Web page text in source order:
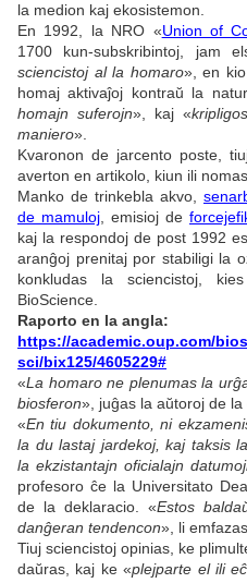
la medion kaj ekosistemon.
En 1992, la NRO «Union of
1700 kun-subskribintoj, jam
sciencistoj al la homaro», en
homaj aktivaĵoj kontraŭ la
homajn suferojn», kaj «
maniero».
Kvaronon de jarcento poste,
averton en artikolo, kiun ili
Manko de trinkebla akvo,
de mamuloj , emisioj de
kaj la respondoj de post 1992
aranĝoj prenitaj por stabiligi la
konkludas la sciencistoj,
BioScience.
Raporto en la angla:
https://academic.oup.com/
sci/bix125/4605229#
«La homaro ne plenumas la
biosferon», juĝas la aŭtoroj de la
«En tiu dokumento, ni
la du lastaj jardekoj, kaj taksis
la ekzistantajn oficialajn
profesoro ĉe la Universitato
de la deklaracio. «Estos
danĝeran tendencon», li
Tiuj sciencistoj opinias, ke
daŭras, kaj ke «plejparte el ili eĉ